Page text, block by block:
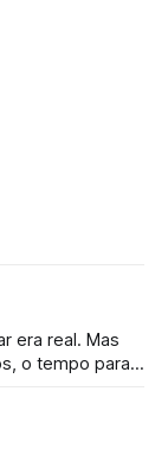
era real. Mas
o tempo para.